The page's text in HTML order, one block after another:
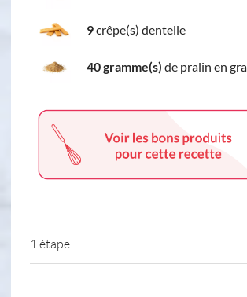
9crêpe(s) dentelle
40 gramme(s) de pralin en
1 étape